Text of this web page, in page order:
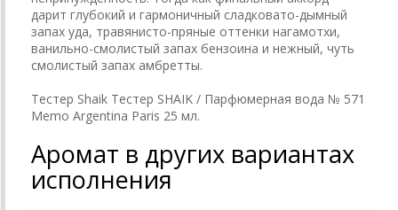
дарит глубокий и гармоничный сладковато-дымный
запах уда, травянисто-пряные оттенки нагамотхи,
ванильно-смолистый запах бензоина и нежный, чуть
смолистый запах амбретты.
Тестер Shaik Тестер SHAIK / Парфюмерная вода № 571
Memo Argentina Paris 25 мл.
Аромат в других вариантах
исполнения